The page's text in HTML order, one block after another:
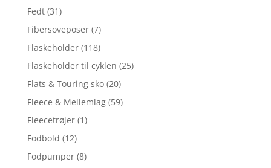
Fedt (31)
Fibersoveposer (7)
Flaskeholder (118)
Flaskeholder til cyklen (25)
Flats & Touring sko (20)
Fleece & Mellemlag (59)
Fleecetrøjer (1)
Fodbold (12)
Fodpumper (8)